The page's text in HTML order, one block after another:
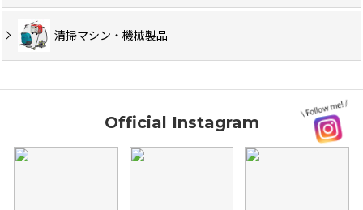
清掃マシン・機械製品
Official Instagram